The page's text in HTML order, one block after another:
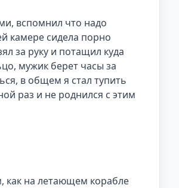
вспомнил что надо
камере сидела порно
за руку и потащил куда
мужик берет часы за
в общем я стал тупить
раз и не роднился с этим
как на летающем корабле